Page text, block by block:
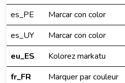
es_PE
Marcar con color
es_UY
Marcar con color
eu_ES
Kolorez markatu
fr_FR
Marquer par couleur